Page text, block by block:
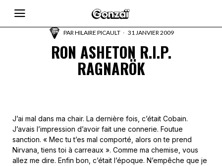
PARHILAIRE PICAULT 31 JANVIER 2009
RON ASHETON R.I.P.
RAGNARÖK
J’ai mal dans ma chair. La dernière fois, c’était Cobain.
J’avais l’impression d’avoir fait une connerie. Foutue
sanction. « Mec tu t’es mal comporté, alors on te prend
Nirvana, tiens toi à carreaux ». Comme ma chemise, vous
allez me dire. Enfin bon, c’était l’époque. N’empêche que je